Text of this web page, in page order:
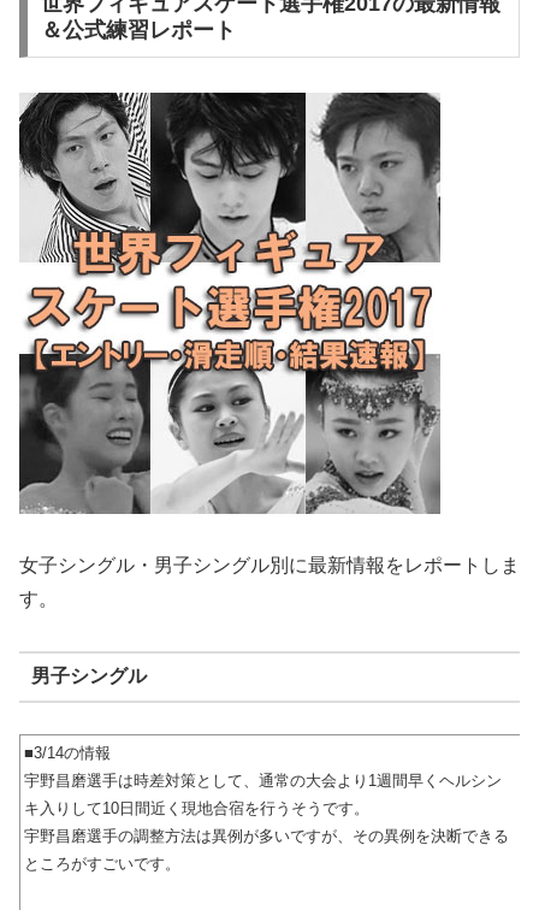
＆公式練習レポート
女子シングル・男子シングル別に最新情報をレポートしま
す。
男子シングル
■3/14の情報
宇野昌磨選手は時差対策として、通常の大会より1週間早くヘルシン
キ入りして10日間近く現地合宿を行うそうです。
宇野昌磨選手の調整方法は異例が多いですが、その異例を決断できる
ところがすごいです。